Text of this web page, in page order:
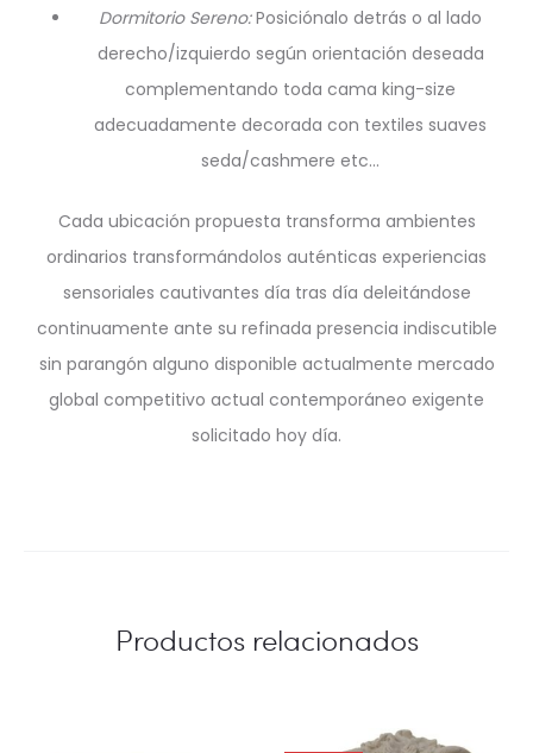
Dormitorio Sereno:Posiciónalo detrás o al lado
derecho/izquierdo según orientación deseada
complementando toda cama king-size
adecuadamente decorada con textiles suaves
seda/cashmere etc…
Cada ubicación propuesta transforma ambientes
ordinarios transformándolos auténticas experiencias
sensoriales cautivantes día tras día deleitándose
continuamente ante su refinada presencia indiscutible
sin parangón alguno disponible actualmente mercado
global competitivo actual contemporáneo exigente
solicitado hoy día.
Productos relacionados